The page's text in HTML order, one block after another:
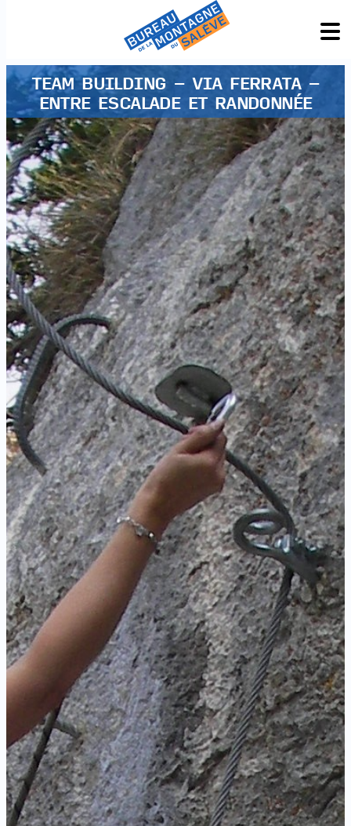
TEAM BUILDING - VIA FERRATA -
ENTRE ESCALADE ET RANDONNÉE